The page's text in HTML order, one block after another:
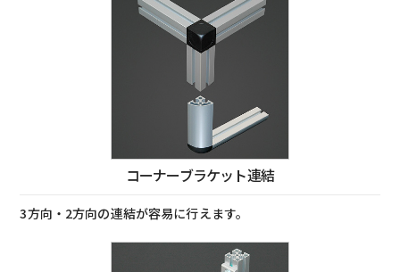
コーナーブラケット連結
3方向・2方向の連結が容易に行えます。